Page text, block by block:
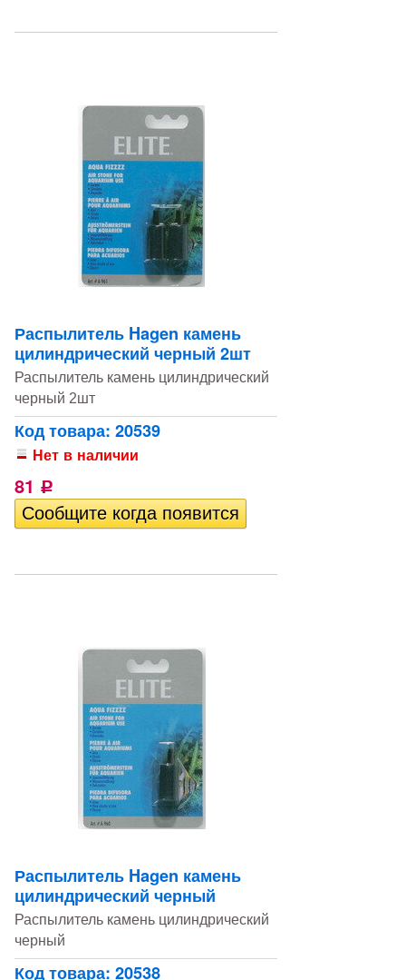
Распылитель Hagen камень
цилиндрический черный 2шт
Распылитель камень цилиндрический
черный 2шт
Код товара: 20539
Нет в наличии
81 Р
Распылитель Hagen камень
цилиндрический черный
Распылитель камень цилиндрический
черный
Код товара: 20538